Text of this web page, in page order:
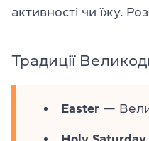
активності чи їжу.
Традиції
Easter —